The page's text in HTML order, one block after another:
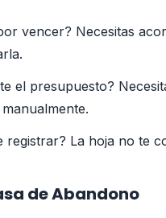
vencer? Necesitas
el presupuesto?
registrar? La hoja no te
de Abandono